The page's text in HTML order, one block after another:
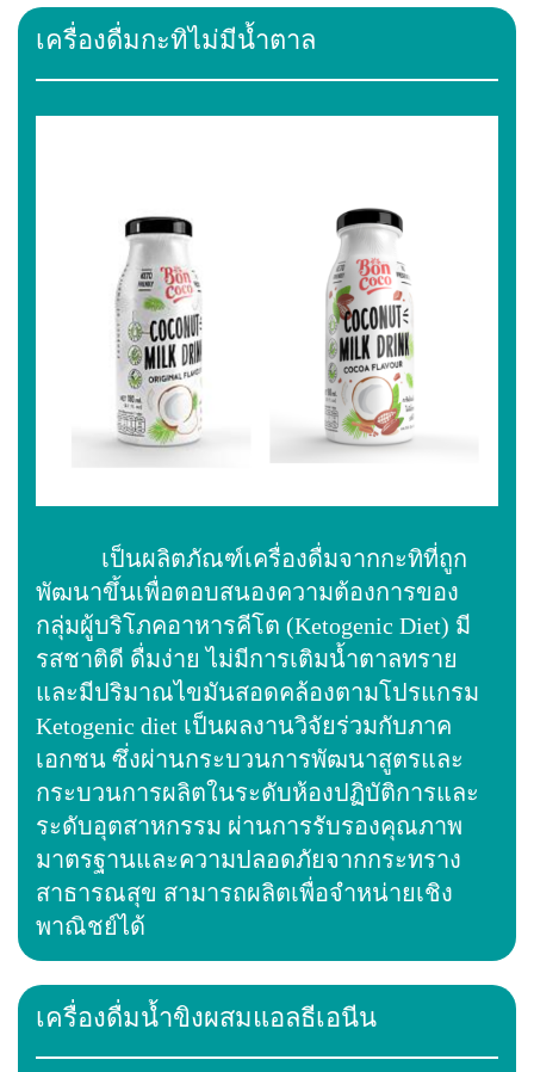
เครื่องดื่มกะทิไม่มีน้ำตาล
เป็นผลิตภัณฑ์เครื่องดื่มจากกะทิที่ถูก
พัฒนาขึ้นเพื่อตอบสนองความต้องการของ
กลุ่มผู้บริโภคอาหารคีโต (Ketogenic Diet) มี
รสชาติดี ดื่มง่าย ไม่มีการเติมน้ำตาลทราย
และมีปริมาณไขมันสอดคล้องตามโปรแกรม
Ketogenic diet เป็นผลงานวิจัยร่วมกับภาค
เอกชน ซึ่งผ่านกระบวนการพัฒนาสูตรและ
กระบวนการผลิตในระดับห้องปฏิบัติการและ
ระดับอุตสาหกรรม ผ่านการรับรองคุณภาพ
มาตรฐานและความปลอดภัยจากกระทราง
สาธารณสุข สามารถผลิตเพื่อจำหน่ายเชิง
พาณิชย์ได้
เครื่องดื่มน้ำขิงผสมแอลธีเอนีน